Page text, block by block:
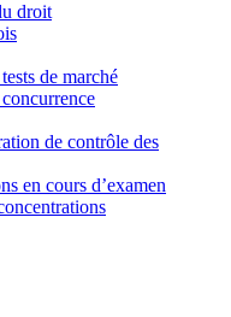
droit
de marché
de contrôle des
en cours d’examen